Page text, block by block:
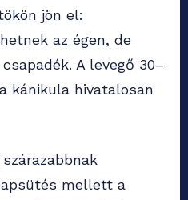
jön el:
az égen, de
A levegő 30–
kánikula hivatalosan
mellett a